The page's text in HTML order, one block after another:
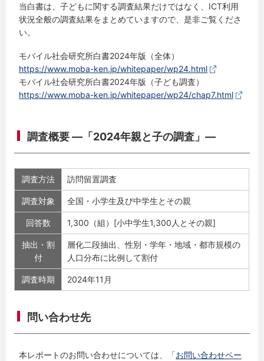
当白書は、子どもに関する調査結果だけではなく、ICT利用
状況全般の調査結果をまとめていますので、是非ご覧くださ
い。
モバイル社会研究所白書2024年版（全体）
https://www.moba-ken.jp/whitepaper/wp24.html
モバイル社会研究所白書2024年版（子ども調査）
https://www.moba-ken.jp/whitepaper/wp24/chap7.html
調査概要 ―「2024年親と子の調査」―
調査方法 訪問留置調査
調査対象 全国・小学生及び中学生とその親
回答数 1,300（組）[小中学生1,300人とその親]
抽出・割
付
層化二段抽出、性別・学年・地域・都市規模の
人口分布に比例して割付
調査時期 2024年11月
問い合わせ先
本レポートのお問い合わせについては、「お問い合わせペー